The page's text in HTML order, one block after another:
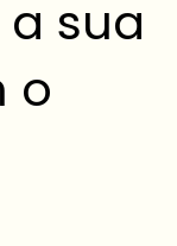
sua